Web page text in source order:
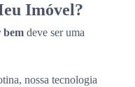
Imóvel?
bem deve ser uma
nossa tecnologia